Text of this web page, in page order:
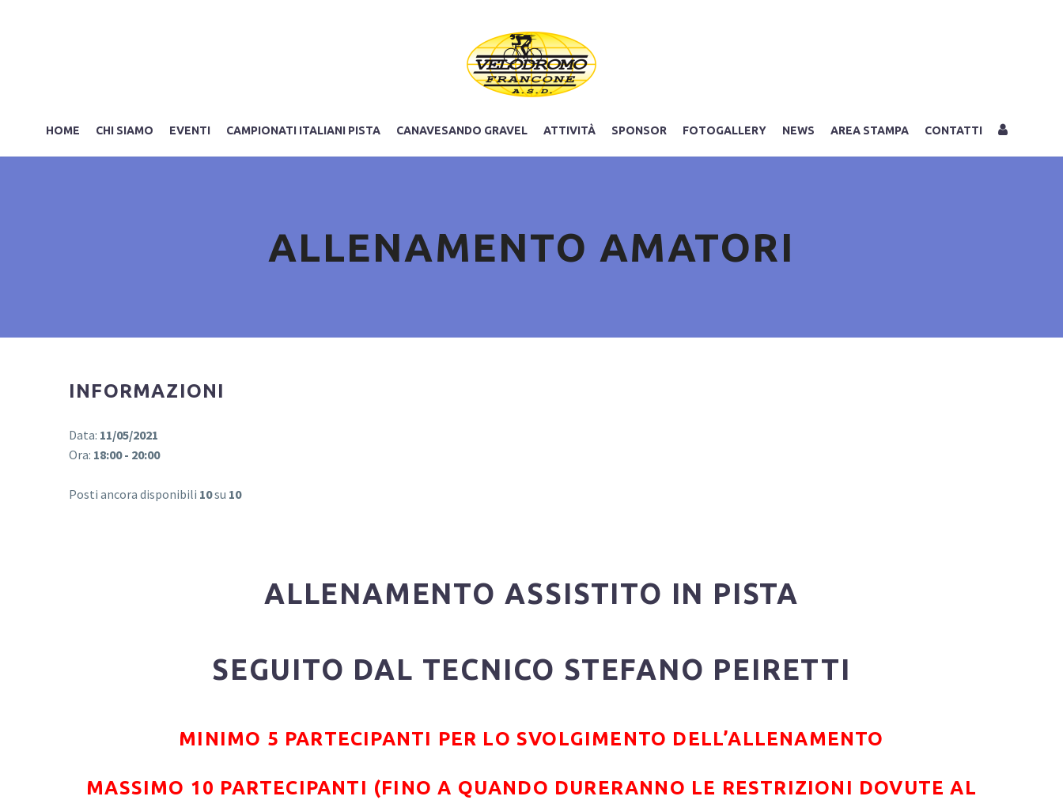
HOME CHI SIAMO EVENTI CAMPIONATI ITALIANI PISTA CANAVESANDO GRAVEL ATTIVITÀ SPONSOR FOTOGALLERY NEWS AREA STAMPA CONTATTI LOGIN
ALLENAMENTO AMATORI
INFORMAZIONI
Data: 11/05/2021
Ora: 18:00 - 20:00
Posti ancora disponibili 10su 10
ALLENAMENTO ASSISTITO IN PISTA
SEGUITO DAL TECNICO STEFANO PEIRETTI
MINIMO 5 PARTECIPANTI PER LO SVOLGIMENTO DELL’ALLENAMENTO
MASSIMO 10 PARTECIPANTI (FINO A QUANDO DURERANNO LE RESTRIZIONI DOVUTE AL